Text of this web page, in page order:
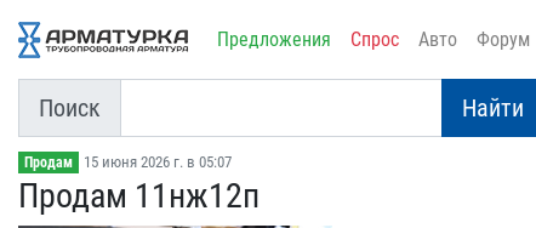
Предложения Спрос Авто Форум
Поиск Найти
Продам 15 июня 2026 г. в 05:07
Продам 11нж12п